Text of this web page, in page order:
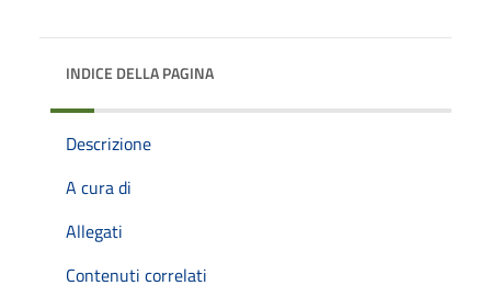
INDICE DELLA PAGINA
Descrizione
A cura di
Allegati
Contenuti correlati